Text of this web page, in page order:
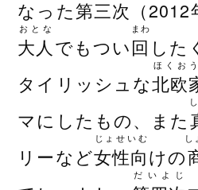
なった第三次 （2012
大人
おとな
でもつい回
まわ
した
タイリッシュな北欧
ほくお
マにしたもの、また
リーなど女性向
じょせいむ
けの
し
だいよじ